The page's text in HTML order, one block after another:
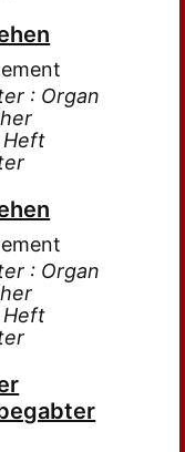
: Organ
Heft
: Organ
Heft